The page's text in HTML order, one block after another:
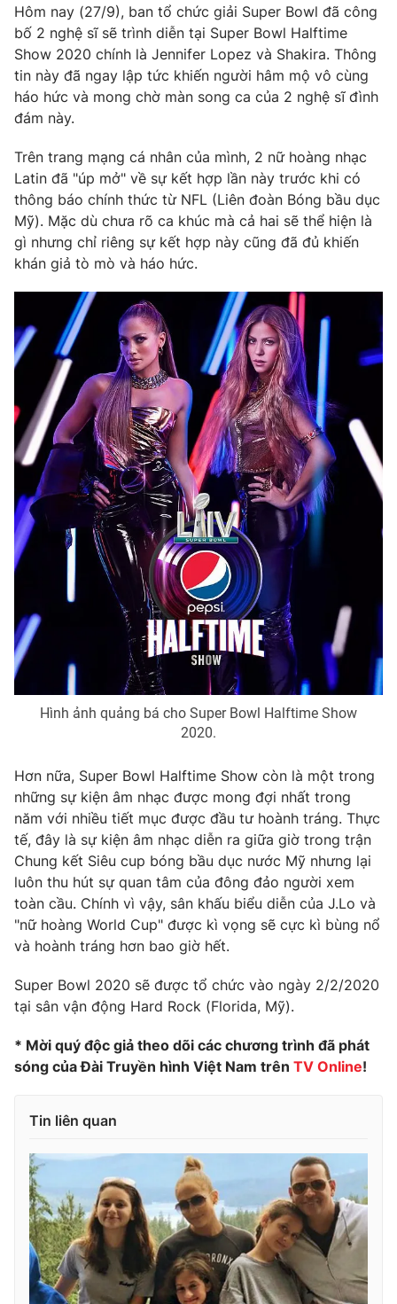
Câu chuyện quốc tế
Tài chính
Thị trường
Góc doanh nghiệp
Dữ liệu và đời sống
Truyền hình
Phim VTV
Hậu trường
Nhân vật
Khán giả
Giải sao mai
Giải trí
Điện ảnh
Âm nhạc
Sao
Đời sống
Du lịch
Làm đẹp
Chất lượng cuộc sống
Giáo dục
Tuyển sinh
Học trực tuyến
Hitech Công nghệ tương lai
Sản phẩm
Thị trường
Tư vấn
Giao lưu trực tuyến
Lịch phát sóng
Chuyên mục khác
Emagazine Podcast
Photo Infographic
Shorts video
VTV Money VTV Thể thao
VTV Sức khoẻ Bất động sản
VTV4 Vươn mình bằng AI
VTV9 VTV8
Liên hệ tòa soạn English
THỜI BÁO VTV
Theo dõi báo trên
Cơ quan chủ quản:
Cơ quan báo chí:Thời báo VTV
Giấy phép hoạt động báo in và báo điện tử số 483/GP-BTTTT
cấp ngày 29/12/2023
Tổng Biên tập:Vũ Thanh Thủy
Phó Tổng Biên tập:
Nguyễn Thị Mỹ Hạnh, Phạm Quốc Thắng,
Nguyễn Trọng Ninh
Tổng đài VTV: 024.38 355 931 - 024.38 355 932
Hôm nay (27/9), ban tổ chức giải Super Bowl đã công
bố 2 nghệ sĩ sẽ trình diễn tại Super Bowl Halftime
Show 2020 chính là Jennifer Lopez và Shakira. Thông
tin này đã ngay lập tức khiến người hâm mộ vô cùng
háo hức và mong chờ màn song ca của 2 nghệ sĩ đình
đám này.
Trên trang mạng cá nhân của mình, 2 nữ hoàng nhạc
Latin đã "úp mở" về sự kết hợp lần này trước khi có
thông báo chính thức từ NFL (Liên đoàn Bóng bầu dục
Mỹ). Mặc dù chưa rõ ca khúc mà cả hai sẽ thể hiện là
gì nhưng chỉ riêng sự kết hợp này cũng đã đủ khiến
khán giả tò mò và háo hức.
Hình ảnh quảng bá cho Super Bowl Halftime Show
2020.
Hơn nữa, Super Bowl Halftime Show còn là một trong
những sự kiện âm nhạc được mong đợi nhất trong
năm với nhiều tiết mục được đầu tư hoành tráng. Thực
tế, đây là sự kiện âm nhạc diễn ra giữa giờ trong trận
Chung kết Siêu cup bóng bầu dục nước Mỹ nhưng lại
luôn thu hút sự quan tâm của đông đảo người xem
toàn cầu. Chính vì vậy, sân khấu biểu diễn của J.Lo và
"nữ hoàng World Cup" được kì vọng sẽ cực kì bùng nổ
và hoành tráng hơn bao giờ hết.
Super Bowl 2020 sẽ được tổ chức vào ngày 2/2/2020
tại sân vận động Hard Rock (Florida, Mỹ).
* Mời quý độc giả theo dõi các chương trình đã phát
sóng của Đài Truyền hình Việt Nam trên TV Online!
Tin liên quan